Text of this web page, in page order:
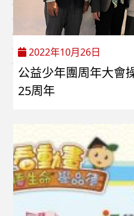
2022年10月26日
公益少年團周年大會
25周年